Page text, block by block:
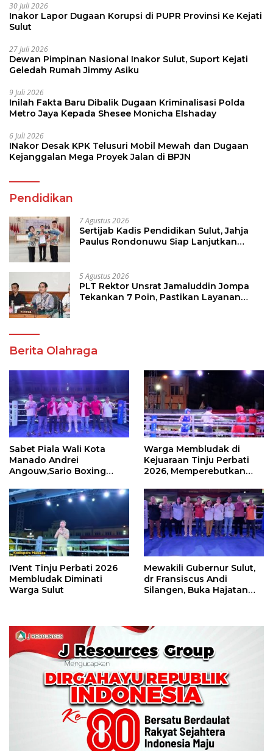
30 Juli 2026
Inakor Lapor Dugaan Korupsi di PUPR Provinsi Ke Kejati
Sulut
27 Juli 2026
Dewan Pimpinan Nasional Inakor Sulut, Suport Kejati
Geledah Rumah Jimmy Asiku
9 Juli 2026
Inilah Fakta Baru Dibalik Dugaan Kriminalisasi Polda
Metro Jaya Kepada Shesee Monicha Elshaday
6 Juli 2026
INakor Desak KPK Telusuri Mobil Mewah dan Dugaan
Kejanggalan Mega Proyek Jalan di BPJN
Pendidikan
7 Agustus 2026
Sertijab Kadis Pendidikan Sulut, Jahja
Paulus Rondonuwu Siap Lanjutkan
5 Agustus 2026
PLT Rektor Unsrat Jamaluddin Jompa
Tekankan 7 Poin, Pastikan Layanan
Berita Olahraga
Sabet Piala Wali Kota
Manado Andrei
Angouw,Sario Boxing
Perbati 2026
Warga Membludak di
Kejuaraan Tinju Perbati
2026, Memperebutkan
IVent Tinju Perbati 2026
Membludak Diminati
Warga Sulut
Mewakili Gubernur Sulut,
dr Fransiscus Andi
Silangen, Buka Hajatan